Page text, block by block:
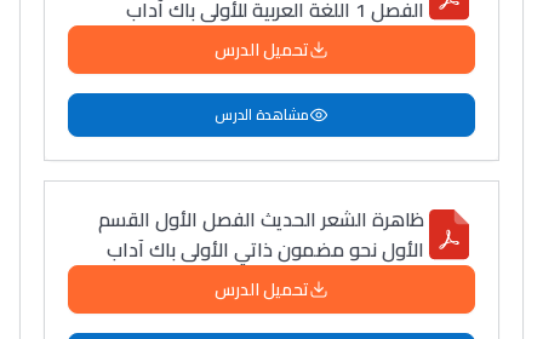
الفصل 1 اللغة العربية للأولى باك آداب
تحميل الدرس
مشاهدة الدرس
ظاهرة الشعر الحديث الفصل الأول القسم
الأول نحو مضمون ذاتي الأولى باك آداب
تحميل الدرس